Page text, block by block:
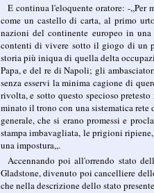
E continua l'eloquente oratore: -
come un castello di carta, al primo
nazioni del continente europeo in
contenti di vivere sotto il giogo di un
storia più iniqua di quella delta
Papa, e del re di Napoli; gli
senza esservi la minima cagione di
rivolta, e sotto questo specioso
minato il trono con una sistematica
generale, che si erano promessi e
stampa imbavagliata, le prigioni
una impostura,,.
Accennando poi all'orrendo stato
Gladstone, divenuto poi cancelliere
che nella descrizione dello stato